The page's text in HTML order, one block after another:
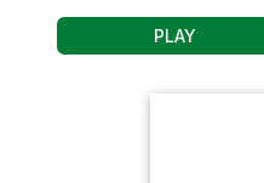
PLAY